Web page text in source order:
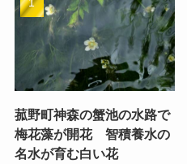
菰野町神森の蟹池の水路で
梅花藻が開花 智積養水の
名水が育む白い花